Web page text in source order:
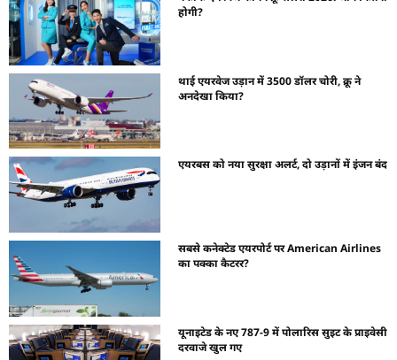
होगी?
थाई एयरवेज उड़ान में 3500 डॉलर चोरी, क्रू ने
अनदेखा किया?
एयरबस को नया सुरक्षा अलर्ट, दो उड़ानों में इंजन बंद
सबसे कनेक्टेड एयरपोर्ट पर American Airlines
का पक्का कैटरर?
यूनाइटेड के नए 787-9 में पोलारिस सुइट के प्राइवेसी
दरवाजे खुल गए